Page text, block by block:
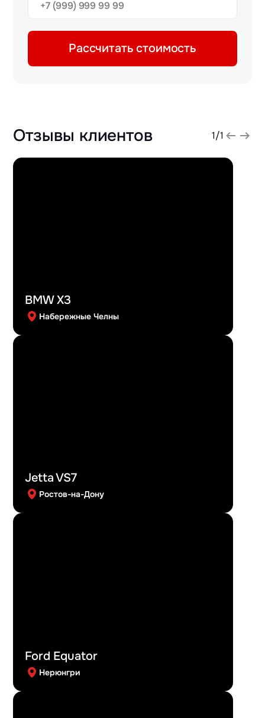
Рассчитать стоимость
Отзывы клиентов 1/1
BMW X3
Набережные Челны
Jetta VS7
Ростов-на-Дону
Ford Equator
Нерюнгри